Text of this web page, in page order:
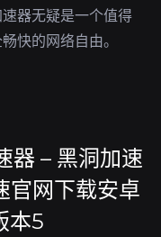
器无疑是一个值得
快的网络自由。
器 – 黑洞加速
官网下载安卓
本5